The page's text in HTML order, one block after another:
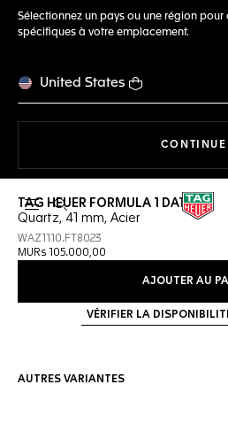
Sélectionnez un pays ou une région
spécifiques à votre emplacement.
United States
Ouvrir la barre de recherche
TAG HEUER FORMULA 1 DATE
Quartz, 41 mm, Acier
WAZ1110.FT8023
MURs 105.000,00
AJOUTER AU
VÉRIFIER LA
AUTRES VARIANTES